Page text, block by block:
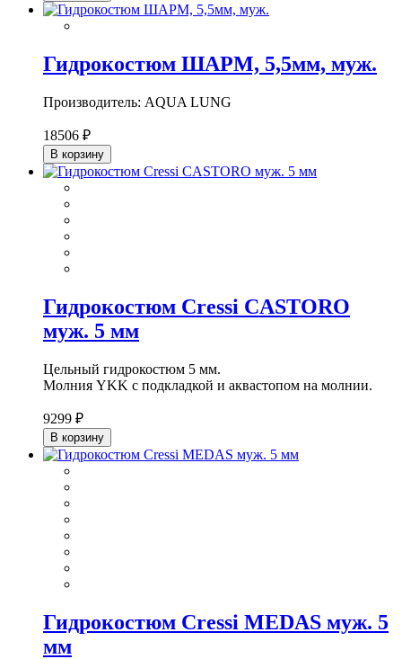
Гидрокостюм ШАРМ, 5,5мм, муж.
Производитель: AQUA LUNG
18506 ₽
В корзину
Гидрокостюм Cressi CASTORO
муж. 5 мм
Цельный гидрокостюм 5 мм.
Молния YKK с подкладкой и аквастопом на молнии.
9299 ₽
В корзину
Гидрокостюм Cressi MEDAS муж. 5
мм